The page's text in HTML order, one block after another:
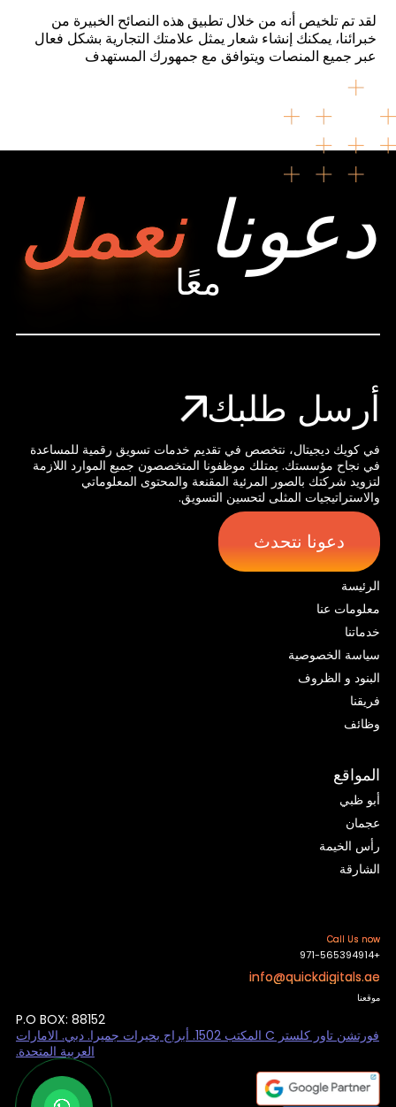
لقد تم تلخيص أنه من خلال تطبيق هذه النصائح الخبيرة من
خبرائنا، يمكنك إنشاء شعار يمثل علامتك التجارية بشكل فعال
عبر جميع المنصات ويتوافق مع جمهورك المستهدف
دعونانعملمعًا
أرسل طلبك
في كويك ديجيتال، نتخصص في تقديم خدمات تسويق رقمية للمساعدة
في نجاح مؤسستك. يمتلك موظفونا المتخصصون جميع الموارد اللازمة
لتزويد شركتك بالصور المرئية المقنعة والمحتوى المعلوماتي
والاستراتيجيات المثلى لتحسين التسويق.
دعونا نتحدث
الرئيسة
معلومات عنا
خدماتنا
سياسة الخصوصية
البنود و الظروف
فريقنا
وظائف
المواقع
أبو ظبي
عجمان
رأس الخيمة
الشارقة
Call Us now
+971-565394914
info@quickdigitals.ae
موقعنا
P.O BOX: 88152
فورتشن تاور كلستر C المكتب 1502. أبراج بحيرات جميرا. دبي. الامارات
العربية المتحدة.